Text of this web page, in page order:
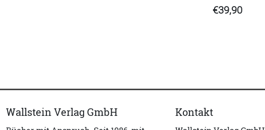
€39,90
Wallstein Verlag GmbH Kontakt